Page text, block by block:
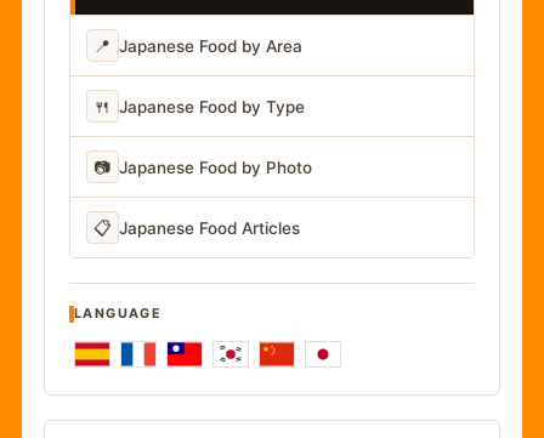
📍 Japanese Food by Area
🍴 Japanese Food by Type
📷 Japanese Food by Photo
📋 Japanese Food Articles
LANGUAGE